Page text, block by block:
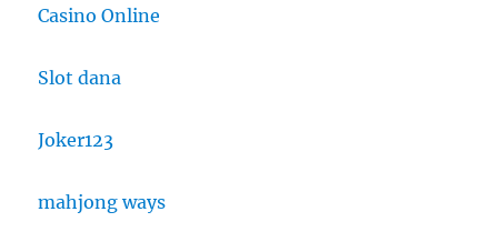
Casino Online
Slot dana
Joker123
mahjong ways